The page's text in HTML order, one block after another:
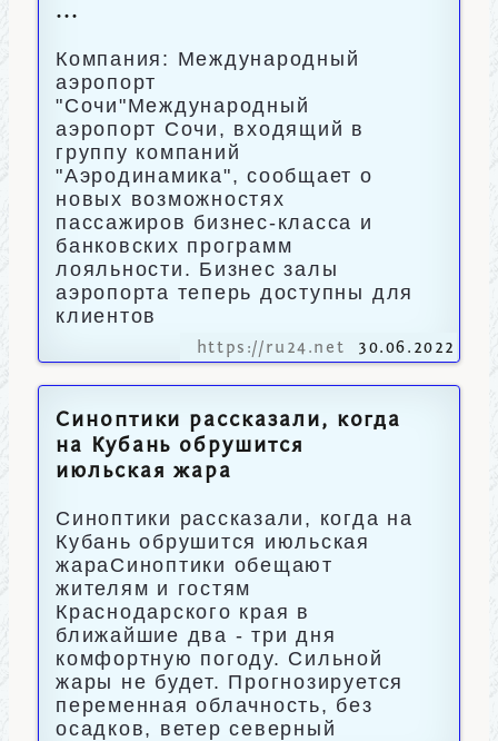
...
Компания: Международный
аэропорт
"Сочи"Международный
аэропорт Сочи, входящий в
группу компаний
"Аэродинамика", сообщает о
новых возможностях
пассажиров бизнес-класса и
банковских программ
лояльности. Бизнес залы
аэропорта теперь доступны для
клиентов
https://ru24.net 30.06.2022
Синоптики рассказали, когда
на Кубань обрушится
июльская жара
Синоптики рассказали, когда на
Кубань обрушится июльская
жараСиноптики обещают
жителям и гостям
Краснодарского края в
ближайшие два - три дня
комфортную погоду. Сильной
жары не будет. Прогнозируется
переменная облачность, без
осадков, ветер северный